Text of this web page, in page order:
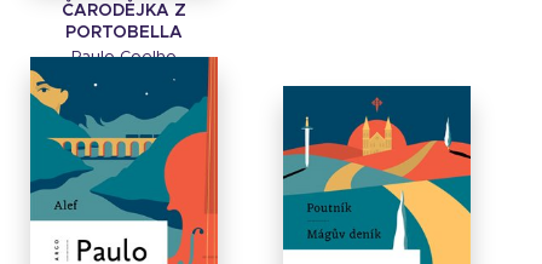
ČARODĚJKA Z
PORTOBELLA
Paulo Coelho